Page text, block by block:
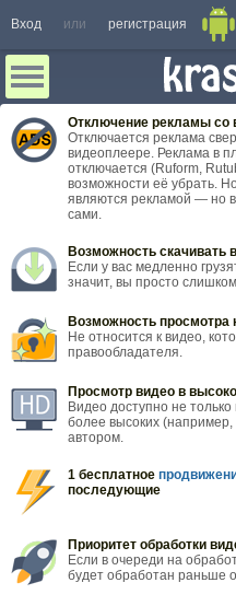
Вход или регистрация
Отключение рекламы со
Отключается реклама
видеоплеере. Реклама в
отключается (Ruform,
возможности её убрать.
являются рекламой — но
сами.
Возможность скачивать
Если у вас медленно
значит, вы просто
Возможность
Не относится к видео,
правообладателя.
Просмотр видео в
Видео доступно не
более высоких
автором.
1 бесплатное
последующие
Приоритет обработки
Если в очереди на
будет обработан раньше